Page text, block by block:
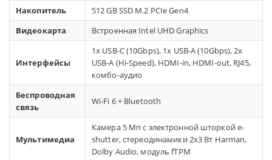
Накопитель
512 GB SSD M.2 PCIe Gen4
Видеокарта
Встроенная Intel UHD Graphics
Интерфейсы
1x USB-C (10Gbps), 1x USB-A (10Gbps), 2x
USB-A (Hi-Speed), HDMI-in, HDMI-out, RJ45,
комбо-аудио
Беспроводная
связь
Wi-Fi 6 + Bluetooth
Мультимедиа
Камера 5 Мп с электронной шторкой e-
shutter, стереодинамики 2х3 Вт Harman,
Dolby Audio, модуль fTPM